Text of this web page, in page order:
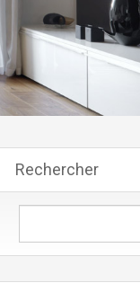
Rechercher